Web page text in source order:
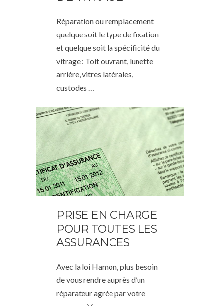
Réparation ou remplacement
quelque soit le type de fixation
et quelque soit la spécificité du
vitrage : Toit ouvrant, lunette
arrière, vitres latérales,
custodes …
PRISE EN CHARGE
POUR TOUTES LES
ASSURANCES
Avec la loi Hamon, plus besoin
de vous rendre auprès d’un
réparateur agrée par votre